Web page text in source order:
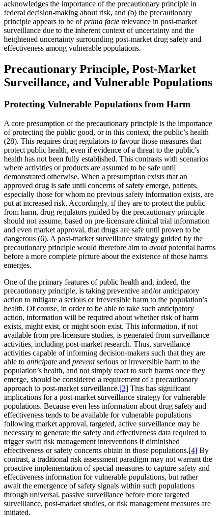
acknowledges the importance of the precautionary principle in
federal decision-making about risk, and (b) the precautionary
principle appears to be ofprima facie relevance in post-market
surveillance due to the inherent context of uncertainty and the
heightened uncertainty surrounding post-market drug safety and
effectiveness among vulnerable populations.
Precautionary Principle, Post-Market
Surveillance, and Vulnerable Populations
Protecting Vulnerable Populations from Harm
A core presumption of the precautionary principle is the importance
of protecting the public good, or in this context, the public’s health
(28). This requires drug regulators to favour those measures that
protect public health, even if evidence of a threat to the public’s
health has not been fully established. This contrasts with scenarios
where activities or products are assumed to be safe until
demonstrated otherwise. When a presumption exists that an
approved drug is safe until concerns of safety emerge, patients,
especially those for whom no previous safety information exists, are
put at increased risk. Accordingly, if they are to protect the public
from harm, drug regulators guided by the precautionary principle
should not assume, based on pre-licensure clinical trial information
and even market approval, that drugs are safe until proven to be
dangerous (6). A post-market surveillance strategy guided by the
precautionary principle would therefore aim to avoid potential harms
before a more complete picture about the existence of those harms
emerges.
One of the primary features of public health and, indeed, the
precautionary principle, is taking preventive and/or anticipatory
action to mitigate a serious or irreversible harm to the population’s
health. Of course, in order to be able to take such anticipatory
action, information will be required about whether risk of harm
exists, might exist, or might soon exist. This information, if not
available from pre-licensure studies, is generated from surveillance
activities, including post-market research. Thus, surveillance
activities capable of informing decision-makers such that they are
able to anticipate and preventserious or irreversible harm to the
population’s health, and not simply react to such harms once they
emerge, should be considered a requirement of a precautionary
approach to post-market surveillance.[3] This has significant
implications for a post-market surveillance strategy for vulnerable
populations. Because even less information about drug safety and
effectiveness tends to be available for vulnerable populations
following market approval, targeted, active surveillance may be
necessary to generate the safety and effectiveness data required to
trigger swift risk management interventions if diminished
effectiveness or safety concerns obtain in those populations.[4] By
contrast, a traditional risk assessment paradigm may not warrant the
proactive implementation of special measures to capture safety and
effectiveness information for vulnerable populations, but rather
await the emergence of safety signals within such populations
through universal, passive surveillance before more targeted
surveillance, post-market studies, or risk management measures are
initiated.